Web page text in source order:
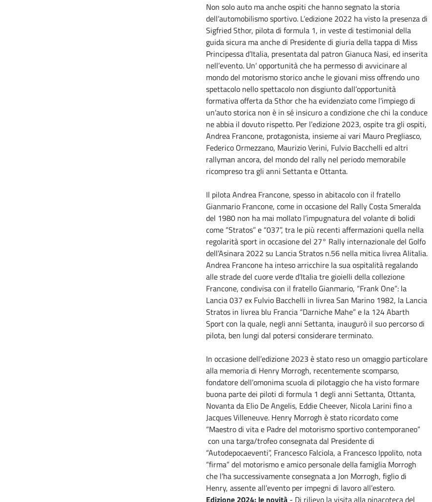
Non solo auto ma anche ospiti che hanno segnato la storia
dell’automobilismo sportivo. L’edizione 2022 ha visto la presenza di
Sigfried Sthor, pilota di formula 1, in veste di testimonial della
guida sicura ma anche di Presidente di giuria della tappa di Miss
Principessa d’Italia, presentata dal patron Gianuca Nasi, ed inserita
nell’evento. Un’ opportunità che ha permesso di avvicinare al
mondo del motorismo storico anche le giovani miss offrendo uno
spettacolo nello spettacolo non disgiunto dall’opportunità
formativa offerta da Sthor che ha evidenziato come l’impiego di
un’auto storica non è in sé insicuro a condizione che chi la conduce
ne abbia il dovuto rispetto. Per l’edizione 2023, ospite tra gli ospiti,
Andrea Francone, protagonista, insieme ai vari Mauro Pregliasco,
Federico Ormezzano, Maurizio Verini, Fulvio Bacchelli ed altri
rallyman ancora, del mondo del rally nel periodo memorabile
ricompreso tra gli anni Settanta e Ottanta.
Il pilota Andrea Francone, spesso in abitacolo con il fratello
Gianmario Francone, come in occasione del Rally Costa Smeralda
del 1980 non ha mai mollato l’impugnatura del volante di bolidi
come “Stratos” e “037”, tra le più recenti affermazioni quella nella
regolarità sport in occasione del 27° Rally internazionale del Golfo
dell’Asinara 2022 su Lancia Stratos n.56 nella mitica livrea Alitalia.
Andrea Francone ha inteso arricchire la sua ospitalità regalando
alle strade del cuore verde d’Italia tre gioielli della collezione
Francone, condivisa con il fratello Gianmario, “Frank One”: la
Lancia 037 ex Fulvio Bacchelli in livrea San Marino 1982, la Lancia
Stratos in livrea blu Francia “Darniche Mahe” e la 124 Abarth
Sport con la quale, negli anni Settanta, inaugurò il suo percorso di
pilota, ben lungi dal potersi considerare terminato.
In occasione dell’edizione 2023 è stato reso un omaggio particolare
alla memoria di Henry Morrogh, recentemente scomparso,
fondatore dell’omonima scuola di pilotaggio che ha visto formare
buona parte dei piloti di formula 1 degli anni Settanta, Ottanta,
Novanta da Elio De Angelis, Eddie Cheever, Nicola Larini fino a
Jacques Villeneuve. Henry Morrogh è stato ricordato come
“Maestro di vita e Padre del motorismo sportivo contemporaneo”
con una targa/trofeo consegnata dal Presidente di
“Autodepocaeventi”, Francesco Falciola, a Francesco Ippolito, nota
“firma” del motorismo e amico personale della famiglia Morrogh
che l’ha successivamente consegnata a Jon Morrogh, figlio di
Henry, assente all’evento per impegni di lavoro all’estero.
Edizione 2024: le novità - Di rilievo la visita alla pinacoteca del